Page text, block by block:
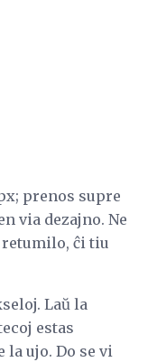
prenos supre
via dezajno. Ne
retumilo, ĉi tiu
Laŭ la
estas
ujo. Do se vi